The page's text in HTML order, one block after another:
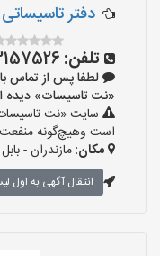
دفتر
تلفن:
لطفا پس از تماس
«نت تاسیسات» دیده ام و کد
سایت «نت
است وهیچ‌گونه منفعت
مکان:مازندران - بابل
انتقال آگهی به اول